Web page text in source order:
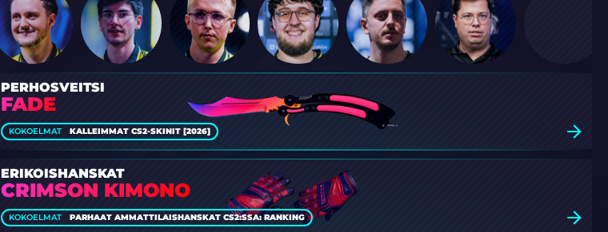
PERHOSVEITSI
FADE
KOKOELMAT KALLEIMMAT CS2-SKINIT [2026]
ERIKOISHANSKAT
CRIMSON KIMONO
KOKOELMAT PARHAAT AMMATTILAISHANSKAT CS2:SSA: RANKING